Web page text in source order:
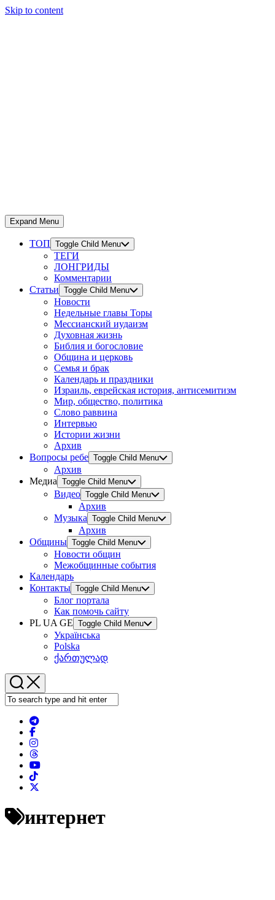
Skip to content
Expand Menu
ТОП Toggle Child Menu
ТЕГИ
ЛОНГРИДЫ
Комментарии
Статьи Toggle Child Menu
Новости
Недельные главы Торы
Мессианский иудаизм
Духовная жизнь
Библия и богословие
Община и церковь
Семья и брак
Календарь и праздники
Израиль, еврейская история, антисемитизм
Мир, общество, политика
Слово раввина
Интервью
Истории жизни
Архив
Вопросы ребе Toggle Child Menu
Архив
Медиа Toggle Child Menu
Видео Toggle Child Menu
Архив
Музыка Toggle Child Menu
Архив
Общины Toggle Child Menu
Новости общин
Межобщинные события
Календарь
Контакты Toggle Child Menu
Блог портала
Как помочь сайту
PL UA GE Toggle Child Menu
Українська
Polska
ქართულად
интернет